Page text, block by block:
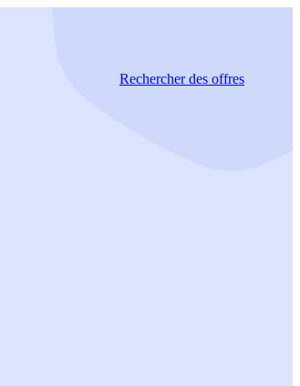
Rechercherdes offres